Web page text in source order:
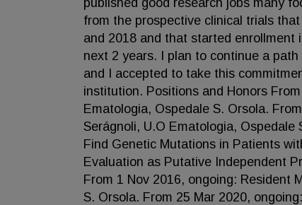
published good research jobs many
from the prospective clinical trials
and 2018 and that started enrollment
next 2 years. I plan to continue a
and I accepted to take this
institution. Positions and Honors
Ematologia, Ospedale S. Orsola.
Serágnoli, U.O Ematologia,
Find Genetic Mutations in Patients
Evaluation as Putative Independent
From 1 Nov 2016, ongoing: Resident
S. Orsola. From 25 Mar 2020,